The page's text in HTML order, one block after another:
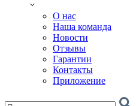
О нас
Наша команда
Новости
Отзывы
Гарантии
Контакты
Приложение